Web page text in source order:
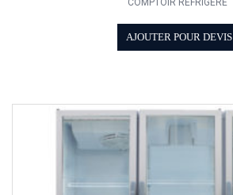
COMPTOIR RÉFRIGÉRÉ
AJOUTER POUR DEVIS